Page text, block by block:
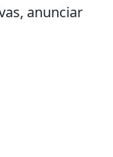
anunciar